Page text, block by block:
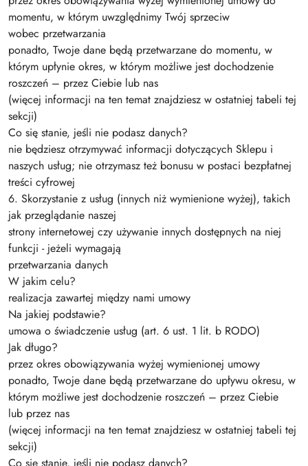
momentu, w którym uwzględnimy Twój sprzeciw
wobec przetwarzania
ponadto, Twoje dane będą przetwarzane do momentu, w
którym upłynie okres, w którym możliwe jest dochodzenie
roszczeń – przez Ciebie lub nas
(więcej informacji na ten temat znajdziesz w ostatniej tabeli tej
sekcji)
Co się stanie, jeśli nie podasz danych?
nie będziesz otrzymywać informacji dotyczących Sklepu i
naszych usług; nie otrzymasz też bonusu w postaci bezpłatnej
treści cyfrowej
6. Skorzystanie z usług (innych niż wymienione wyżej), takich
jak przeglądanie naszej
strony internetowej czy używanie innych dostępnych na niej
funkcji - jeżeli wymagają
przetwarzania danych
W jakim celu?
realizacja zawartej między nami umowy
Na jakiej podstawie?
umowa o świadczenie usług (art. 6 ust. 1 lit. b RODO)
Jak długo?
przez okres obowiązywania wyżej wymienionej umowy
ponadto, Twoje dane będą przetwarzane do upływu okresu, w
którym możliwe jest dochodzenie roszczeń – przez Ciebie
lub przez nas
(więcej informacji na ten temat znajdziesz w ostatniej tabeli tej
sekcji)